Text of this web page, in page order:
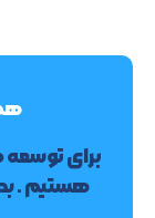
برای توسعه
هستیم .